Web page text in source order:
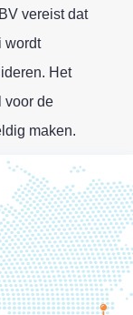
vereist dat
wordt
Het
voor de
maken.